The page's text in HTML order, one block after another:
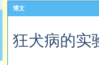
博文
狂犬病的实